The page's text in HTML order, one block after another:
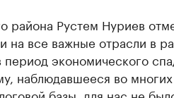
района Рустем Нуриев
на все важные отрасли в
экономического
наблюдавшееся во многих
базы, для нас не